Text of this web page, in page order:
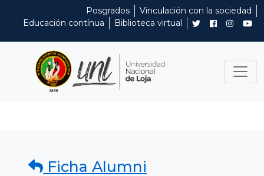
Posgrados
Vinculación con la sociedad
Educación contínua
Biblioteca virtual
Ficha Alumni